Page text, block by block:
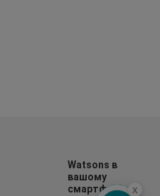
Watsons в
вашому
смартфоні
x